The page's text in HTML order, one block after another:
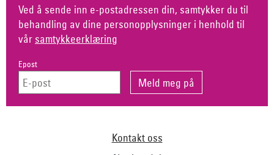
Ved å sende inn e-postadressen din, samtykker du til
behandling av dine personopplysninger i henhold til
vår samtykkeerklæring
Epost
Kontakt oss